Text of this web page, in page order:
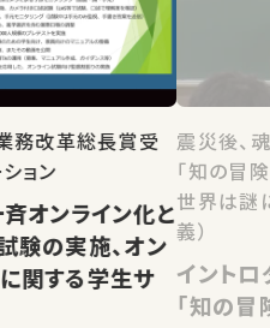
務改革総長賞受
ョン
験の実施、オン
関する学生サ
震災後、
「知の冒
世界は謎
義）
イント
「知の冒